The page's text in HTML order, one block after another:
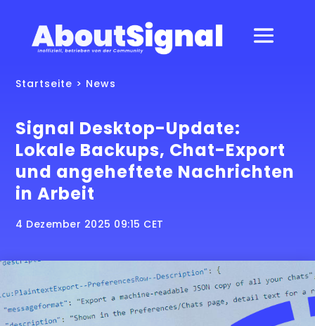
Startseite > News
Signal Desktop-Update:
Lokale Backups, Chat-Export
und angeheftete Nachrichten
in Arbeit
4 Dezember 2025 09:15 CET